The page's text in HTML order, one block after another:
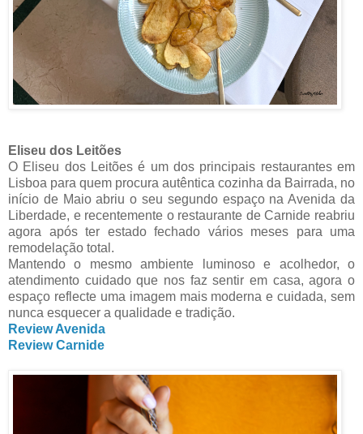
Eliseu dos Leitões
O Eliseu dos Leitões é um dos principais restaurantes em
Lisboa para quem procura autêntica cozinha da Bairrada, no
início de Maio abriu o seu segundo espaço na Avenida da
Liberdade, e recentemente o restaurante de Carnide reabriu
agora após ter estado fechado vários meses para uma
remodelação total.
Mantendo o mesmo ambiente luminoso e acolhedor, o
atendimento cuidado que nos faz sentir em casa, agora o
espaço reflecte uma imagem mais moderna e cuidada, sem
nunca esquecer a qualidade e tradição.
Review Avenida
Review Carnide